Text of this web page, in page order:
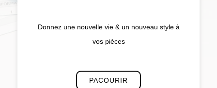
Donnez une nouvelle vie & un nouveau style à
vos pièces
PACOURIR